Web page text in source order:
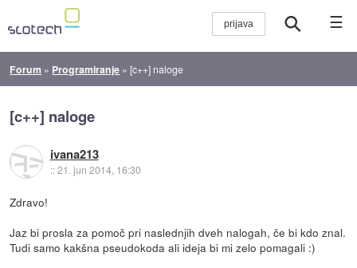
☰
Forum » Programiranje »[c++] naloge
[c++] naloge
ivana213
::21. jun 2014, 16:30
Zdravo!
Jaz bi prosla za pomoč pri naslednjih dveh nalogah, če bi kdo znal.
Tudi samo kakšna pseudokoda ali ideja bi mi zelo pomagali :)